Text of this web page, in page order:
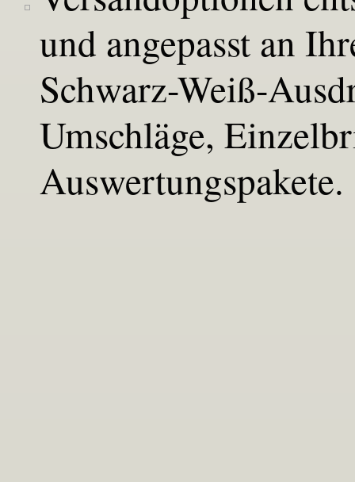
und angepasst an
Schwarz-Weiß-
Umschläge,
Auswertungspakete.